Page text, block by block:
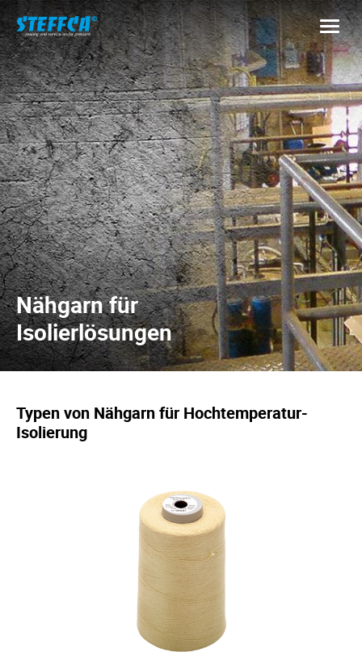
Nähgarn für
Isolierlösungen
Typen von Nähgarn für Hochtemperatur-
Isolierung